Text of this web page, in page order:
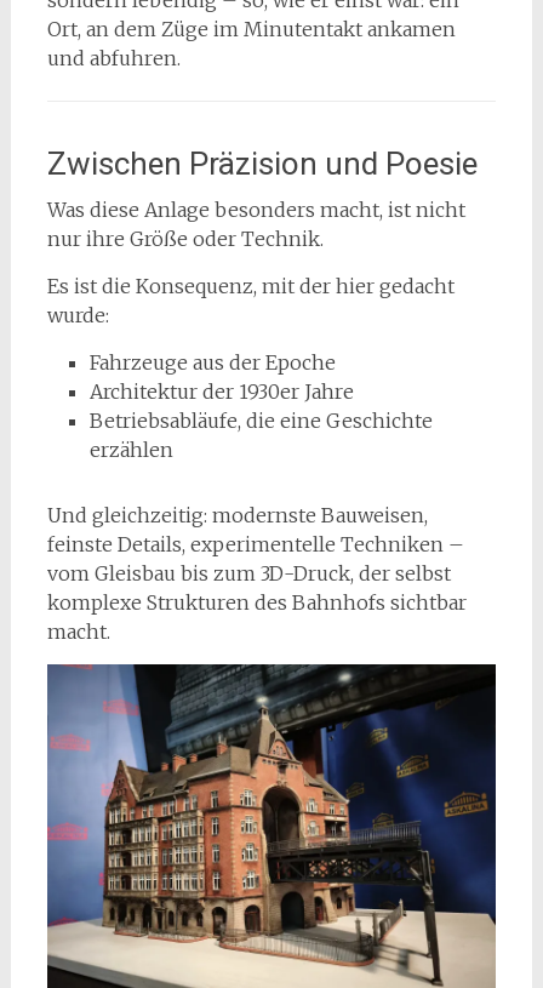
Ort, an dem Züge im Minutentakt ankamen
und abfuhren.
Zwischen Präzision und Poesie
Was diese Anlage besonders macht, ist nicht
nur ihre Größe oder Technik.
Es ist die Konsequenz, mit der hier gedacht
wurde:
Fahrzeuge aus der Epoche
Architektur der 1930er Jahre
Betriebsabläufe, die eine Geschichte
erzählen
Und gleichzeitig: modernste Bauweisen,
feinste Details, experimentelle Techniken –
vom Gleisbau bis zum 3D-Druck, der selbst
komplexe Strukturen des Bahnhofs sichtbar
macht.